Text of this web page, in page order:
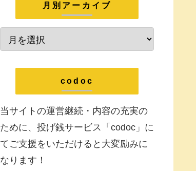
月別アーカイブ
codoc
当サイトの運営継続・内容の充実の
ために、投げ銭サービス「codoc」に
てご支援をいただけると大変励みに
なります！